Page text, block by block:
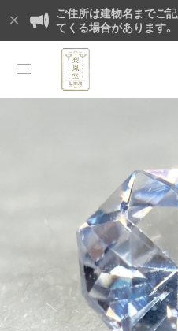
ご住所は建物名までご
てくる場合があります。